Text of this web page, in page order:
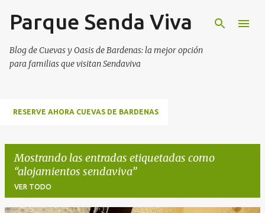
Ir al contenido principal
Parque Senda Viva
Blog de Cuevas y Oasis de Bardenas: la mejor opción
para familias que visitan Sendaviva
RESERVE AHORA CUEVAS DE BARDENAS
Mostrando las entradas etiquetadas como
alojamientos sendaviva
VER TODO